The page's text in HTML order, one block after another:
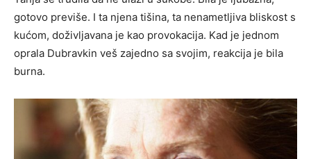
gotovo previše. I ta njena tišina, ta nenametljiva bliskost s
kućom, doživljavana je kao provokacija. Kad je jednom
oprala Dubravkin veš zajedno sa svojim, reakcija je bila
burna.